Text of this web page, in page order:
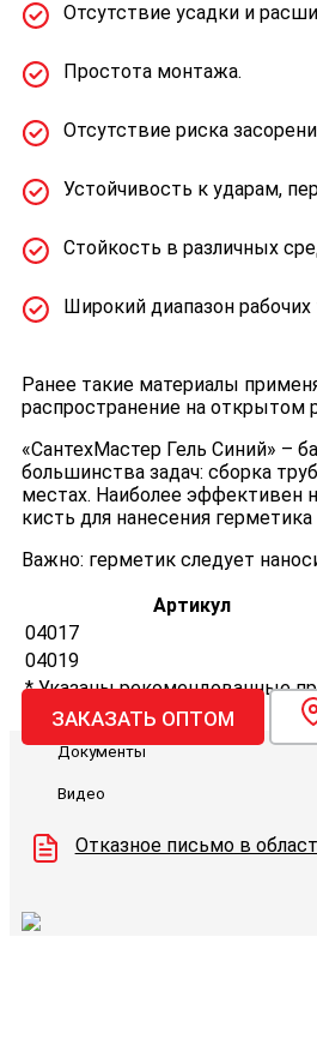
Отсутствие усадки и
Простота монтажа.
Отсутствие риска
Устойчивость к ударам,
Стойкость в различных
Широкий диапазон рабочих
Ранее такие материалы
распространение на открытом
«СантехМастер Гель Синий» –
большинства задач: сборка
местах. Наиболее эффективен
кисть для нанесения герметика
Важно: герметик следует
Артикул
04017
04019
* Указаны рекомендованные
ЗАКАЗАТЬ ОПТОМ
Документы
Видео
Отказное письмо в